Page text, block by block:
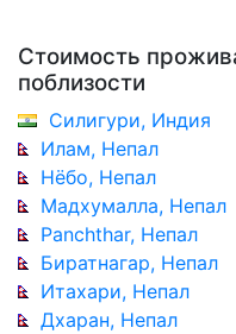
Стоимость
поблизости
Силигури, Индия
Илам, Непал
Нёбо, Непал
Мадхумалла, Непал
Panchthar, Непал
Биратнагар, Непал
Итахари, Непал
Дхаран, Непал